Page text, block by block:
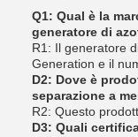
Q1: Qual è la
generatore di
R1: Il generatore
Generation e il
D2: Dove è
separazione a
R2: Questo
D3: Quali